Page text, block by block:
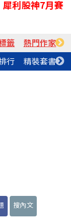
犀利股神7月賽
籤 熱門作家
行 精裝套書
搜內文